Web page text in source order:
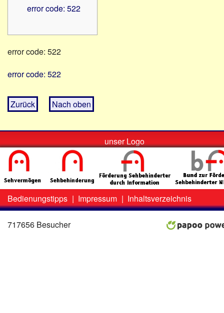
error code: 522
error code: 522
error code: 522
Zurück Nach oben
unser Logo
Zweit-
Menü
Bedienungstipps | Impressum | Inhaltsverzeichnis
717656 Besucher